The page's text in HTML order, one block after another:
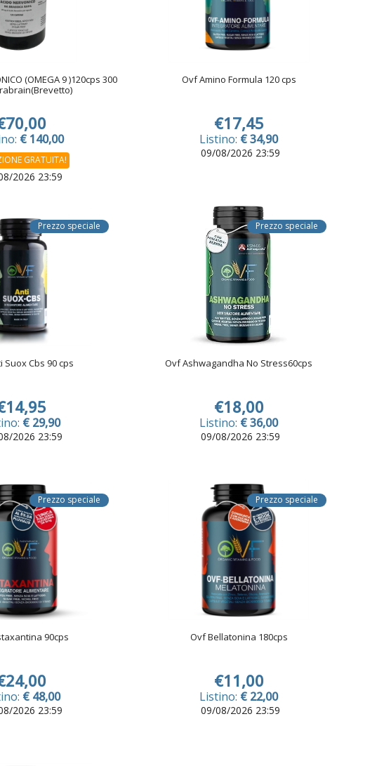
(OMEGA 9 )120cps 300
€ 140,00
GRATUITA!
2026 23:59
Ovf Amino Formula 120 cps
€17,45
Listino: € 34,90
09/08/2026 23:59
Prezzo speciale
Suox Cbs 90 cps
€ 29,90
2026 23:59
Prezzo speciale
Ovf Ashwagandha No Stress60cps
€18,00
Listino: € 36,00
09/08/2026 23:59
Prezzo speciale
90cps
€ 48,00
2026 23:59
Prezzo speciale
Ovf Bellatonina 180cps
€11,00
Listino: € 22,00
09/08/2026 23:59